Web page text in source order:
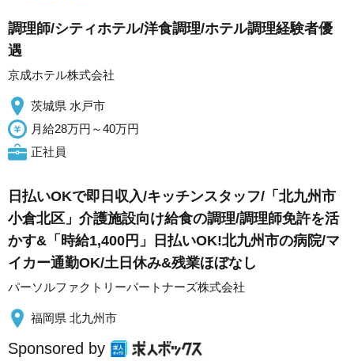
調理師/シティホテル/洋食調理/ホテル調理経験者優
遇
京成ホテル株式会社
茨城県 水戸市
月給28万円～40万円
正社員
日払いOKで即日収入/キッチンスタッフ/「北九州市
小倉北区」介護施設向け給食の調理/調理師免許を活
かす&「時給1,400円」日払いOK!北九州市の病院/マ
イカー通勤OK/土日休み&残業ほぼなし
パーソルファクトリーパートナーズ株式会社
福岡県 北九州市
Sponsored by